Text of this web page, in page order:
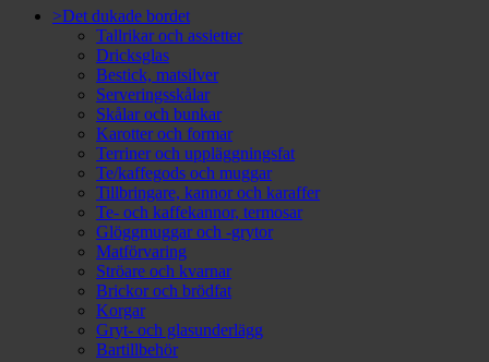
>Det dukade bordet
Tallrikar och assietter
Dricksglas
Bestick, matsilver
Serveringsskålar
Skålar och bunkar
Karotter och formar
Terriner och uppläggningsfat
Te/kaffegods och muggar
Tillbringare, kannor och karaffer
Te- och kaffekannor, termosar
Glöggmuggar och -grytor
Matförvaring
Ströare och kvarnar
Brickor och brödfat
Korgar
Gryt- och glasunderlägg
Bartillbehör